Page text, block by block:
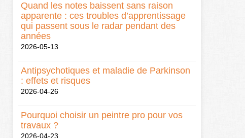
Quand les notes baissent sans raison
apparente : ces troubles d’apprentissage
qui passent sous le radar pendant des
années
2026-05-13
Antipsychotiques et maladie de Parkinson
: effets et risques
2026-04-26
Pourquoi choisir un peintre pro pour vos
travaux ?
2026-04-23